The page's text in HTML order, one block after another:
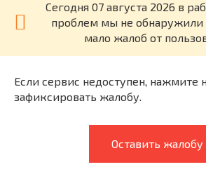
Cегодня 07 августа 2026 в
проблем мы не обнаружили
мало жалоб от
Если сервис недоступен, нажмите
зафиксировать жалобу.
Оставить жалобу